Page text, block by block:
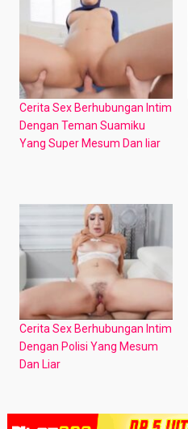
Cerita Sex Berhubungan Intim
Dengan Teman Suamiku
Yang Super Mesum Dan liar
Cerita Sex Berhubungan Intim
Dengan Polisi Yang Mesum
Dan Liar